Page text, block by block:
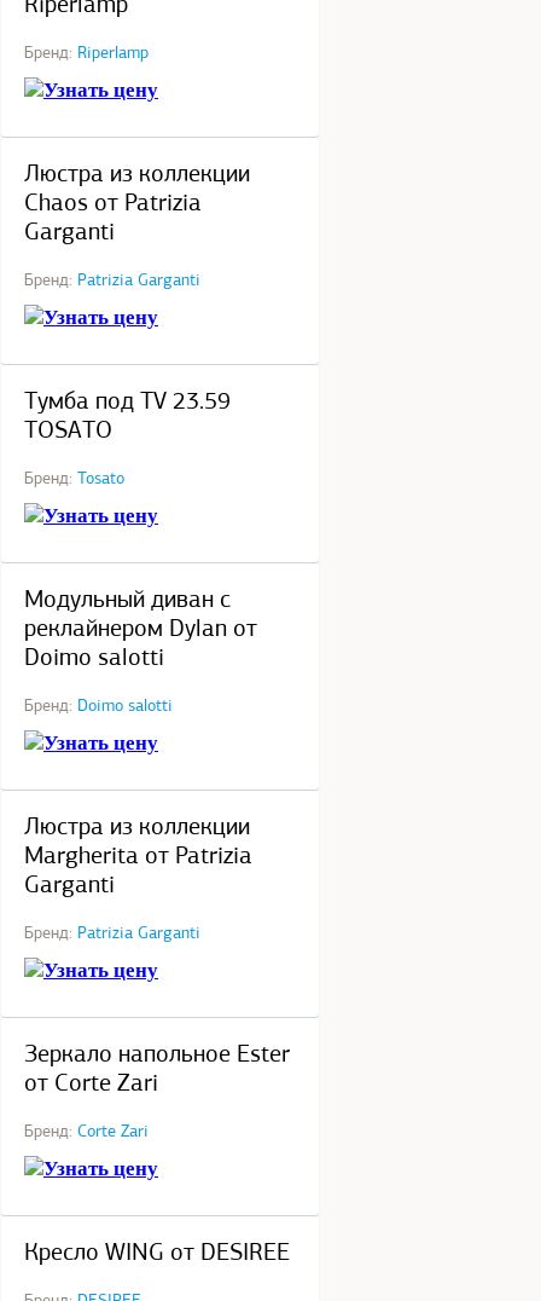
Riperlamp
Бренд: Riperlamp
Узнать цену
Люстра из коллекции
Chaos от Patrizia
Garganti
Бренд: Patrizia Garganti
Узнать цену
Тумба под TV 23.59
TOSATO
Бренд: Tosato
Узнать цену
Модульный диван с
реклайнером Dylan от
Doimo salotti
Бренд: Doimo salotti
Узнать цену
Люстра из коллекции
Margherita от Patrizia
Garganti
Бренд: Patrizia Garganti
Узнать цену
Зеркало напольное Ester
от Corte Zari
Бренд: Corte Zari
Узнать цену
Кресло WING от DESIREE